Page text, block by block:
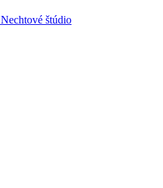
Nechtové štúdio